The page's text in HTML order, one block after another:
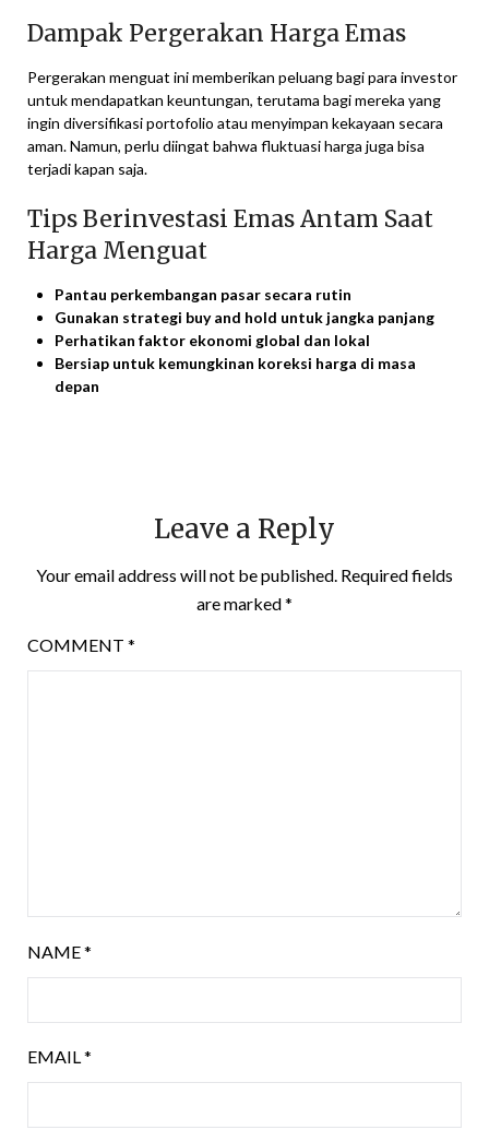
Dampak Pergerakan Harga Emas
Pergerakan menguat ini memberikan peluang bagi para investor
untuk mendapatkan keuntungan, terutama bagi mereka yang
ingin diversifikasi portofolio atau menyimpan kekayaan secara
aman. Namun, perlu diingat bahwa fluktuasi harga juga bisa
terjadi kapan saja.
Tips Berinvestasi Emas Antam Saat
Harga Menguat
Pantau perkembangan pasar secara rutin
Gunakan strategi buy and hold untuk jangka panjang
Perhatikan faktor ekonomi global dan lokal
Bersiap untuk kemungkinan koreksi harga di masa
depan
Leave a Reply
Your email address will not be published. Required fields
are marked*
COMMENT *
NAME*
EMAIL *